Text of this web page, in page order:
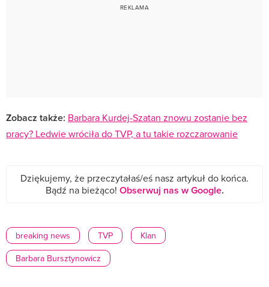
Zobacz także: Barbara Kurdej-Szatan znowu zostanie bez
pracy? Ledwie wróciła do TVP, a tu takie rozczarowanie
Dziękujemy, że przeczytałaś/eś nasz artykuł do końca.
Bądź na bieżąco! Obserwuj nas w Google.
breaking news TVP
Klan
Barbara Bursztynowicz